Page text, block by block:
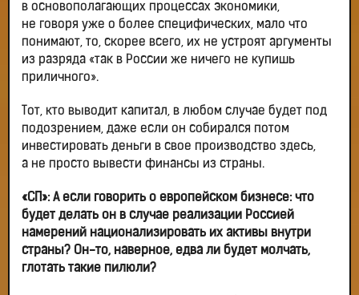
в основополагающих процессах экономики,
не говоря уже о более специфических, мало что
понимают, то, скорее всего, их не устроят аргументы
из разряда «так в России же ничего не купишь
приличного».
Тот, кто выводит капитал, в любом случае будет под
подозрением, даже если он собирался потом
инвестировать деньги в свое производство здесь,
а не просто вывести финансы из страны.
«СП»: А если говорить о европейском бизнесе: что
будет делать он в случае реализации Россией
намерений национализировать их активы внутри
страны? Он-то, наверное, едва ли будет молчать,
глотать такие пилюли?